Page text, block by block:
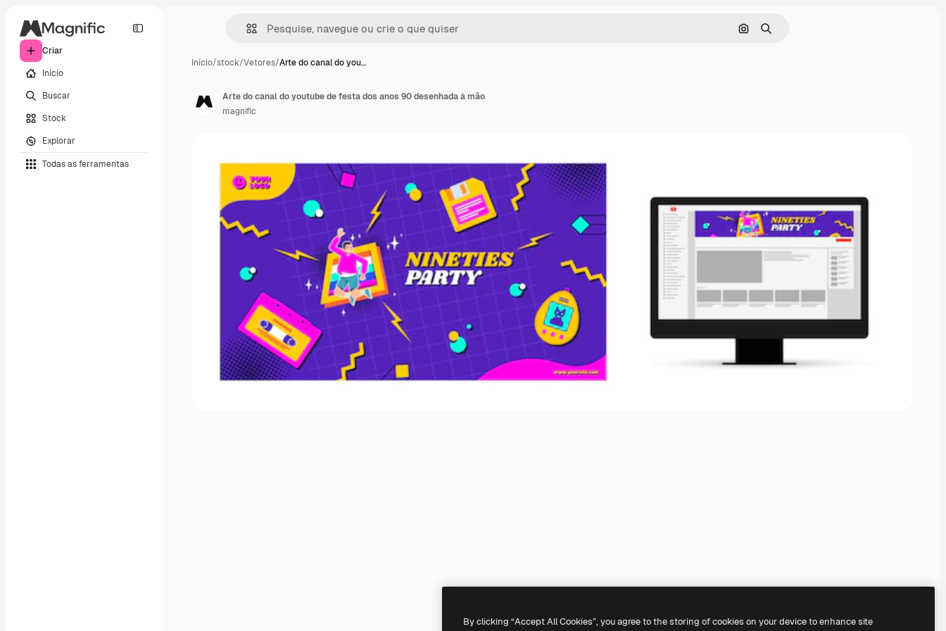
Criar
Início
Buscar
Stock
Explorar
Todas as ferramentas
Pesquisar por imagem
Buscar
Início/stock/Vetores/Arte do canal do you…
Arte do canal do youtube de festa dos anos 90 desenhada à mão
magnific
By clicking “Accept All Cookies”, you agree to the storing of cookies on your device to enhance site